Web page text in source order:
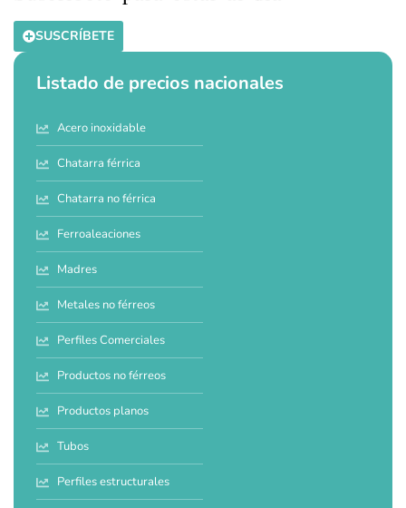
SUSCRÍBETE
Listado de precios nacionales
Acero inoxidable
Chatarra férrica
Chatarra no férrica
Ferroaleaciones
Madres
Metales no férreos
Perfiles Comerciales
Productos no férreos
Productos planos
Tubos
Perfiles estructurales